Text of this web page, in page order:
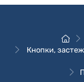
Кнопки,